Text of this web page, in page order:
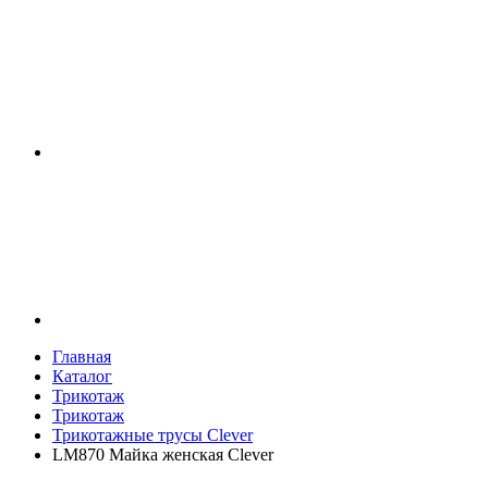
Главная
Каталог
Трикотаж
Трикотаж
Трикотажные трусы Clever
LM870 Майка женская Clever